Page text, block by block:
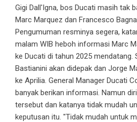
Gigi Dall'Igna, bos Ducati masih tak
Marc Marquez dan Francesco
Pengumuman resminya segera,
malam WIB heboh informasi Marc
ke Ducati di tahun 2025 mendatang.
Bastianini akan didepak dan Jorge
ke Aprilia. General Manager Ducati
banyak berikan informasi. Namun
tersebut dan katanya tidak mudah
keputusan itu. "Tidak mudah untuk